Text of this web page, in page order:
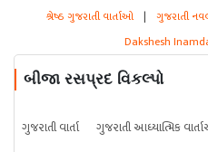
શ્રેષ્ઠ ગુજરાતી વાર્તાઓ | ગુજરાતી
Dakshesh
બીજા રસપ્રદ વિકલ્પો
ગુજરાતી વાર્તા ગુજરાતી આધ્યાત્મિક